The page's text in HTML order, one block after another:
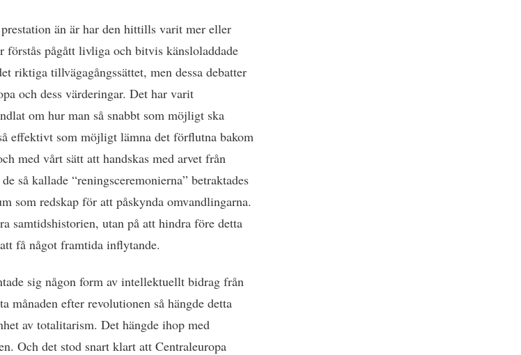
än är har den hittills varit mer eller
pågått livliga och bitvis känsloladdade
riktiga tillvägagångssättet, men dessa debatter
och dess värderingar. Det har varit
om hur man så snabbt som möjligt ska
effektivt som möjligt lämna det förflutna bakom
med vårt sätt att handskas med arvet från
så kallade “reningsceremonierna” betraktades
som redskap för att påskynda omvandlingarna.
samtidshistorien, utan på att hindra före detta
få något framtida inflytande.
sig någon form av intellektuellt bidrag från
månaden efter revolutionen så hängde detta
av totalitarism. Det hängde ihop med
Och det stod snart klart att Centraleuropa